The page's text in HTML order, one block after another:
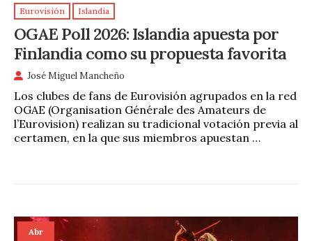
Eurovisión Islandia
OGAE Poll 2026: Islandia apuesta por
Finlandia como su propuesta favorita
José Miguel Mancheño
Los clubes de fans de Eurovisión agrupados en la red
OGAE (Organisation Générale des Amateurs de
l’Eurovision) realizan su tradicional votación previa al
certamen, en la que sus miembros apuestan …
Abr